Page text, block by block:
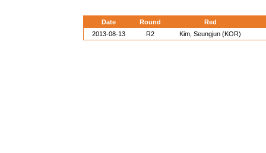
Date Round
Red
2013-08-13
R2 Kim, Seungjun (KOR)